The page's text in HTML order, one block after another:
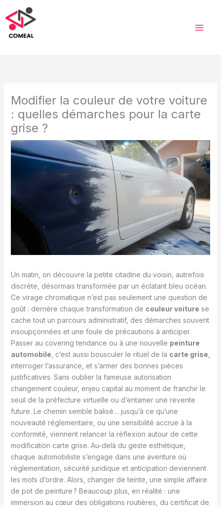
au
contenu
Modifier la couleur de votre voiture
: quelles démarches pour la carte
grise ?
Un matin, on découvre la petite citadine du voisin, autrefois
discrète, désormais transformée par un éclatant bleu océan.
Ce virage chromatique n’est pas seulement une question de
goût : derrière chaque transformation de couleur voiture se
cache tout un parcours administratif, des démarches souvent
insoupçonnées et une foule de précautions à anticiper.
Passer au covering tendance ou à une nouvelle peinture
automobile , c’est aussi bousculer le rituel de la carte grise
interroger l’assurance, et s’armer des bonnes pièces
justificatives. Sans oublier la fameuse autorisation
changement couleur, enjeu capital au moment de franchir le
seuil de la préfecture virtuelle ou d’entamer une revente
future. Le chemin semble balisé… jusqu’à ce qu’une
nouveauté réglementaire, ou une sensibilité accrue à la
conformité, viennent relancer la réflexion autour de cette
modification carte grise. Au-delà du geste esthétique,
chaque automobiliste s’engage dans une aventure où
règlementation, sécurité juridique et anticipation deviennent
les mots d’ordre. Alors, changer de teinte, une simple affaire
de pot de peinture ? Beaucoup plus, en réalité : une
immersion au cœur des obligations routières, du certificat de